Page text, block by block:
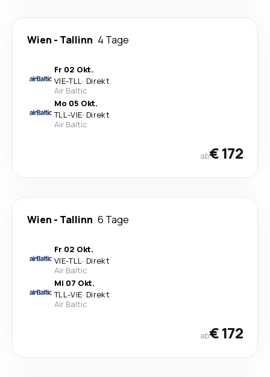
Wien - Tallinn 4 Tage
Fr 02 Okt.
VIE-TLL· Direkt
Air Baltic
Mo 05 Okt.
TLL-VIE· Direkt
Air Baltic
ab€ 172
Wien - Tallinn 6 Tage
Fr 02 Okt.
VIE-TLL· Direkt
Air Baltic
Mi 07 Okt.
TLL-VIE· Direkt
Air Baltic
ab€ 172